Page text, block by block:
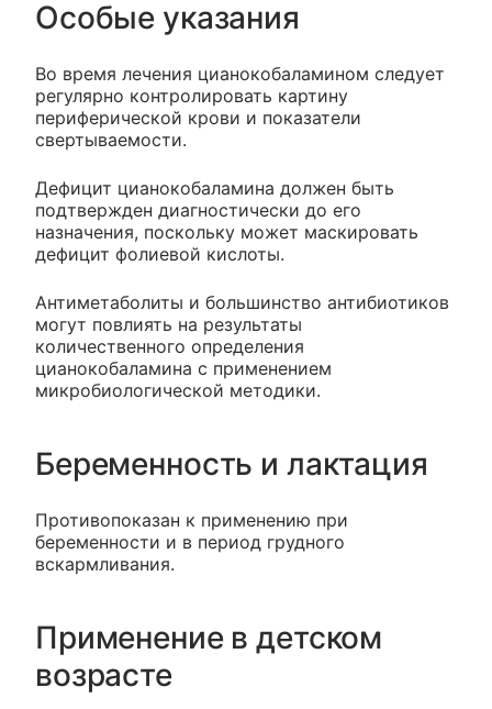
Особые указания
Во время лечения цианокобаламином следует
регулярно контролировать картину
периферической крови и показатели
свертываемости.
Дефицит цианокобаламина должен быть
подтвержден диагностически до его
назначения, поскольку может маскировать
дефицит фолиевой кислоты.
Антиметаболиты и большинство антибиотиков
могут повлиять на результаты
количественного определения
цианокобаламина с применением
микробиологической методики.
Беременность и лактация
Противопоказан к применению при
беременности и в период грудного
вскармливания.
Применение в детском
возрасте